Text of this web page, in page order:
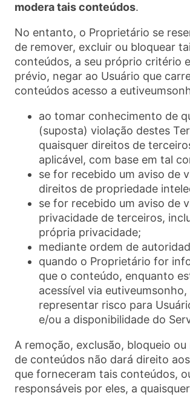
modera tais conteúdos.
No entanto, o Proprietário se
de remover, excluir ou bloquear
conteúdos, a seu próprio critério
prévio, negar ao Usuário que
conteúdos acesso a
ao tomar conhecimento de
(suposta) violação destes
quaisquer direitos de
aplicável, com base em tal
se for recebido um aviso de
direitos de propriedade
se for recebido um aviso de
privacidade de terceiros,
própria privacidade;
mediante ordem de
quando o Proprietário for
que o conteúdo, enquanto
acessível via
representar risco para
e/ou a disponibilidade do
A remoção, exclusão, bloqueio
de conteúdos não dará direito
que forneceram tais conteúdos,
responsáveis por eles, a quaisquer